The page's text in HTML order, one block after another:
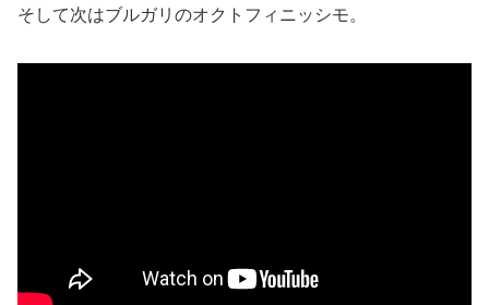
そして次はブルガリのオクトフィニッシモ。